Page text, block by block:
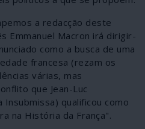
a redacção deste
Emmanuel Macron irá dirigir-
como a busca de uma
francesa (rezam os
várias, mas
que Jean-Luc
Insubmissa) qualificou como
na História da França".